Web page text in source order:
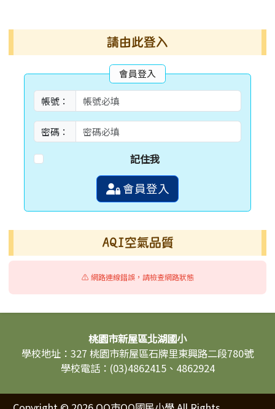
請由此登入
會員登入
帳號：
密碼：
記住我
會員登入
AQI空氣品質
⚠️ 網路連線錯誤，請檢查網路狀態
頁尾區域內容桃園市新屋區北湖國小
學校地址：327 桃園市新屋區石牌里東興路二段780號
學校電話：(03)4862415、4862924